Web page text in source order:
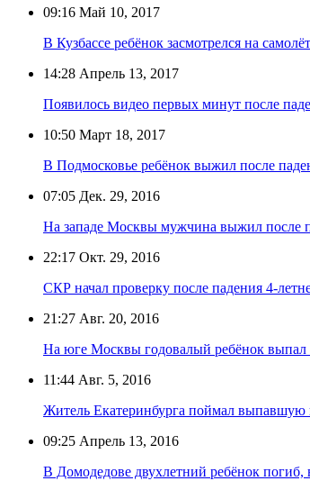
09:16 Май 10, 2017
В Кузбассе ребёнок засмотрелся на
14:28 Апрель 13, 2017
Появилось видео первых минут после
10:50 Март 18, 2017
В Подмосковье ребёнок выжил после
07:05 Дек. 29, 2016
На западе Москвы мужчина выжил после
22:17 Окт. 29, 2016
СКР начал проверку после падения 4-
21:27 Авг. 20, 2016
На юге Москвы годовалый ребёнок выпал
11:44 Авг. 5, 2016
Житель Екатеринбурга поймал выпавшую
09:25 Апрель 13, 2016
В Домодедове двухлетний ребёнок погиб,